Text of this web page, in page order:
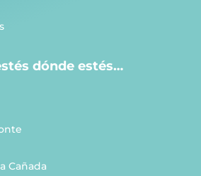
dónde estés…
Cañada